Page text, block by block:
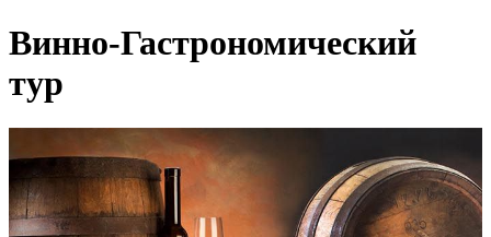
Винно-Гастрономический
тур